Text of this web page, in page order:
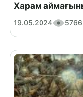
Харам
19.05.2024 5766